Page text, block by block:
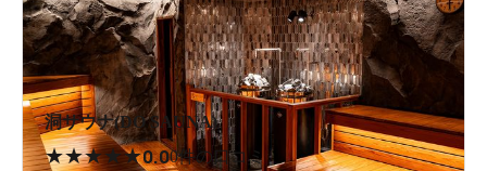
洞サウナ(DO SAUNA)
★★★★★0.00件の口コミ